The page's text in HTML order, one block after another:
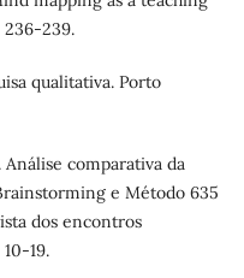
236-239.
qualitativa. Porto
Análise comparativa da
e Método 635
dos encontros
19.